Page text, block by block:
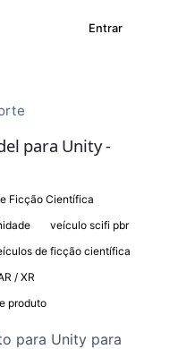
Entrar
para Unity -
Ficção Científica
veículo scifi pbr
de ficção científica
/ XR
produto
para Unity para